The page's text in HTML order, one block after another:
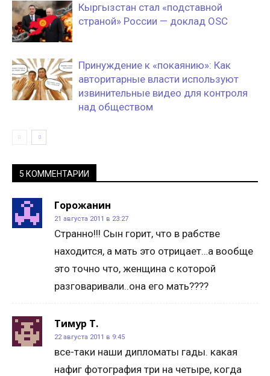
Кыргызстан стал «подставной
страной» России — доклад OSC
Принуждение к «покаянию»: Как
авторитарные власти используют
извинительные видео для контроля
над обществом
5 КОММЕНТАРИИ
Горожанин
21 августа 2011 в 23:27
Странно!!! Сын горит, что в рабстве
находится, а мать это отрицает…а вообще
это точно что, женщина с которой
разговаривали..она его мать????
Тимур Т.
22 августа 2011 в 9:45
все-таки наши дипломаты гады. какая
нафиг фотография три на четыре, когда